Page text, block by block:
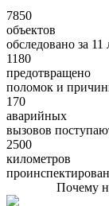
7850
объектов
обследовано за 11
1180
предотвращено
поломок и
170
аварийных
вызовов
2500
километров
Почему